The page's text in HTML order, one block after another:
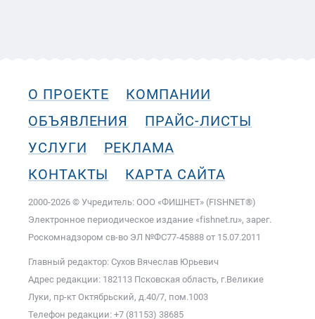
О ПРОЕКТЕ
КОМПАНИИ
ОБЪЯВЛЕНИЯ
ПРАЙС-ЛИСТЫ
УСЛУГИ
РЕКЛАМА
КОНТАКТЫ
КАРТА САЙТА
2000-2026 © Учредитель: ООО «ФИШНЕТ» (FISHNET®)
Электронное периодическое издание «fishnet.ru», зарег.
Роскомнадзором cв-во ЭЛ №ФС77-45888 от 15.07.2011
Главный редактор: Сухов Вячеслав Юрьевич
Адрес редакции: 182113 Псковская область, г.Великие
Луки, пр-кт Октябрьский, д.40/7, пом.1003
Телефон редакции: +7 (81153) 38685